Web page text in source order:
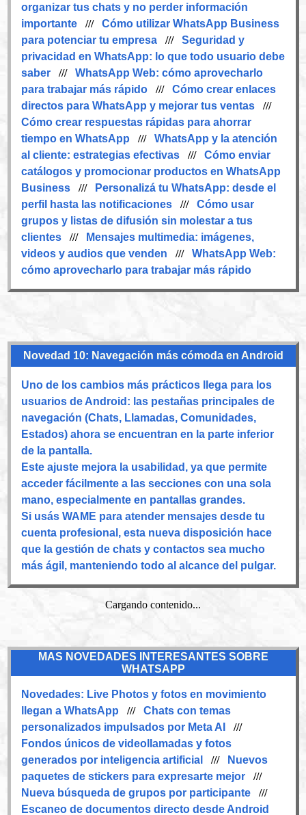
organizar tus chats y no perder información
importante/// Cómo utilizar WhatsApp Business
para potenciar tu empresa/// Seguridad y
privacidad en WhatsApp: lo que todo usuario debe
saber/// WhatsApp Web: cómo aprovecharlo
para trabajar más rápido/// Cómo crear enlaces
directos para WhatsApp y mejorar tus ventas///
Cómo crear respuestas rápidas para ahorrar
tiempo en WhatsApp /// WhatsApp y la atención
al cliente: estrategias efectivas/// Cómo enviar
catálogos y promocionar productos en WhatsApp
Business///
Personalizá tu WhatsApp: desde el
perfil hasta las notificaciones/// Cómo usar
grupos y listas de difusión sin molestar a tus
clientes///
Mensajes multimedia: imágenes,
videos y audios que venden /// WhatsApp Web:
cómo aprovecharlo para trabajar más rápido
Novedad 10: Navegación más cómoda en Android
Uno de los cambios más prácticos llega para los
usuarios de Android: las pestañas principales de
navegación (Chats, Llamadas, Comunidades,
Estados) ahora se encuentran en la parte inferior
de la pantalla.
Este ajuste mejora la usabilidad, ya que permite
acceder fácilmente a las secciones con una sola
mano, especialmente en pantallas grandes.
Si usás WAME para atender mensajes desde tu
cuenta profesional, esta nueva disposición hace
que la gestión de chats y contactos sea mucho
más ágil, manteniendo todo al alcance del pulgar.
Cargando contenido...
MAS NOVEDADES INTERESANTES SOBRE
WHATSAPP
Novedades: Live Photos y fotos en movimiento
llegan a WhatsApp /// Chats con temas
personalizados impulsados por Meta AI
///
Fondos únicos de videollamadas y fotos
generados por inteligencia artificial
///
Nuevos
paquetes de stickers para expresarte mejor///
Nueva búsqueda de grupos por participante///
Escaneo de documentos directo desde Android